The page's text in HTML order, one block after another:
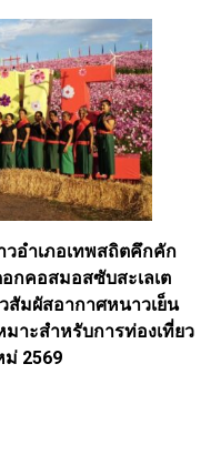
อำเภอเทพสถิตคึกคัก
กคอสมอสซับสะเลเต
สัมผัสอากาศหนาวเย็น
าะสำหรับการท่องเที่ยว
ม่ 2569